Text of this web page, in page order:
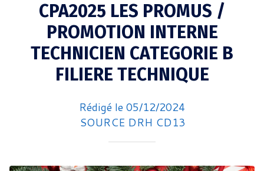
CPA2025 LES PROMUS /
PROMOTION INTERNE
TECHNICIEN CATEGORIE B
FILIERE TECHNIQUE
Rédigé le 05/12/2024
SOURCE DRH CD13